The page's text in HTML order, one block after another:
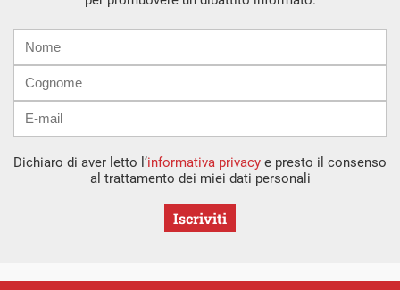
mail
Dichiaro di aver letto l’informativa privacy e presto il consenso
al trattamento dei miei dati personali
Iscriviti